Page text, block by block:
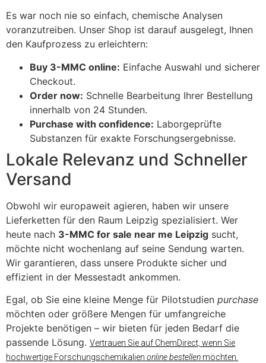
​Es war noch nie so einfach, chemische Analysen
voranzutreiben. Unser Shop ist darauf ausgelegt, Ihnen
den Kaufprozess zu erleichtern:
Buy 3-MMC online: Einfache Auswahl und sicherer
Checkout.
Order now: Schnelle Bearbeitung Ihrer Bestellung
innerhalb von 24 Stunden.
Purchase with confidence: Laborgeprüfte
Substanzen für exakte Forschungsergebnisse.
​Lokale Relevanz und Schneller
Versand
​Obwohl wir europaweit agieren, haben wir unsere
Lieferketten für den Raum Leipzig spezialisiert. Wer
heute nach 3-MMC for sale near me Leipzig sucht,
möchte nicht wochenlang auf seine Sendung warten.
Wir garantieren, dass unsere Produkte sicher und
effizient in der Messestadt ankommen.
​Egal, ob Sie eine kleine Menge für Pilotstudien purchase
möchten oder größere Mengen für umfangreiche
Projekte benötigen – wir bieten für jeden Bedarf die
passende Lösung. Vertrauen Sie auf ChemDirect, wenn Sie
hochwertige Forschungschemikalien online bestellen möchten.